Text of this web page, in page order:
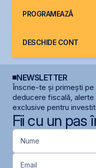
PROGRAMEAZĂ
DESCHIDE CONT
NEWSLETTER
Înscrie-te și primești
deducere fiscală,
exclusive pentru
Fii cu un pas
Nume
Email